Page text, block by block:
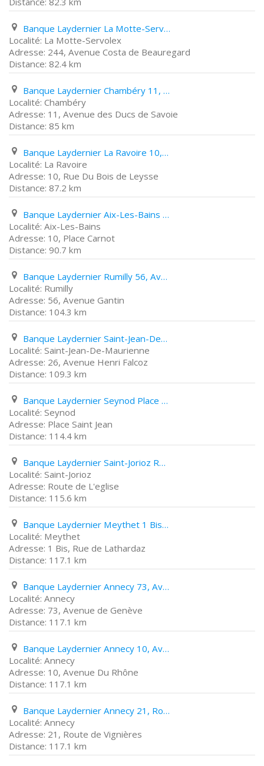
Banque Laydernier La Motte-Servolex 244, Avenue Costa de Beauregard
La Motte-Servolex
244, Avenue Costa de Beauregard
82.4 km
Banque Laydernier Chambéry 11, Avenue des Ducs de Savoie
Chambéry
11, Avenue des Ducs de Savoie
85 km
Banque Laydernier La Ravoire 10, Rue Du Bois de Leysse
La Ravoire
10, Rue Du Bois de Leysse
87.2 km
Banque Laydernier Aix-Les-Bains 10, Place Carnot
Aix-Les-Bains
10, Place Carnot
90.7 km
Banque Laydernier Rumilly 56, Avenue Gantin
Rumilly
56, Avenue Gantin
104.3 km
Banque Laydernier Saint-Jean-De-Maurienne 26, Avenue Henri Falcoz
Saint-Jean-De-Maurienne
26, Avenue Henri Falcoz
109.3 km
Banque Laydernier Seynod Place Saint Jean
Seynod
Place Saint Jean
114.4 km
Banque Laydernier Saint-Jorioz Route de L'eglise
Saint-Jorioz
Route de L'eglise
115.6 km
Banque Laydernier Meythet 1 Bis, Rue de Lathardaz
Meythet
1 Bis, Rue de Lathardaz
117.1 km
Banque Laydernier Annecy 73, Avenue de Genève
Annecy
73, Avenue de Genève
117.1 km
Banque Laydernier Annecy 10, Avenue Du Rhône
Annecy
10, Avenue Du Rhône
117.1 km
Banque Laydernier Annecy 21, Route de Vignières
Annecy
21, Route de Vignières
117.1 km